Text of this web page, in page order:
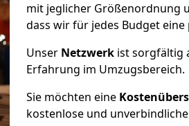
mit jeglicher Größenordnung
dass wir für jedes Budget
Unser Netzwerk ist sorgfältig
Erfahrung im Umzugsbereich.
Sie möchten eine
kostenlose und